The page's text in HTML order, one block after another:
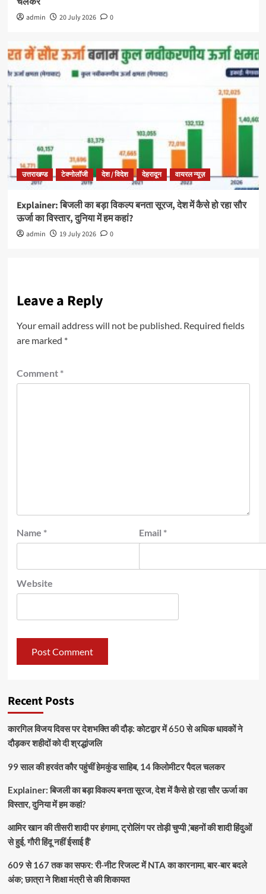
admin 20 July 2026 0
उत्तराखण्ड टेक्नोलॉजी देश / विदेश देहरादून वायरल न्यूज़
Explainer: बिजली का बड़ा विकल्प बनता सूरज, देश में कैसे हो रहा सौर
ऊर्जा का विस्तार, दुनिया में हम कहां?
admin 19 July 2026 0
Leave a Reply
Your email address will not be published. Required fields
are marked *
Comment *
Name * Email *
Website
Recent Posts
कारगिल विजय दिवस पर देशभक्ति की दौड़: कोटद्वार में 650 से अधिक धावकों ने
दौड़कर शहीदों को दी श्रद्धांजलि
99 साल की हरवंत कौर पहुंचीं हेमकुंड साहिब, 14 किलोमीटर पैदल चलकर
Explainer: बिजली का बड़ा विकल्प बनता सूरज, देश में कैसे हो रहा सौर ऊर्जा का
विस्तार, दुनिया में हम कहां?
आमिर खान की तीसरी शादी पर हंगामा, ट्रोलिंग पर तोड़ी चुप्पी ,’बहनों की शादी हिंदुओं
से हुई, गौरी हिंदू नहीं ईसाई हैं’
609 से 167 तक का सफर: री-नीट रिजल्ट में NTA का कारनामा, बार-बार बदले
अंक; छात्रा ने शिक्षा मंत्री से की शिकायत